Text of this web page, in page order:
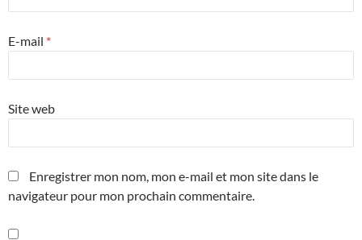
E-mail *
Site web
Enregistrer mon nom, mon e-mail et mon site dans le
navigateur pour mon prochain commentaire.